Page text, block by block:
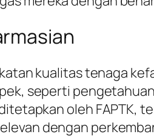
kualitas tenaga
seperti
oleh FAPTK,
dengan